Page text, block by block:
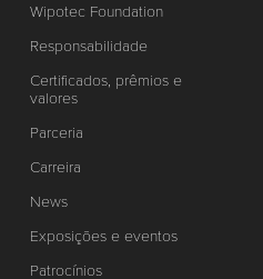
Wipotec Foundation
Responsabilidade
Certificados, prêmios e
valores
Parceria
Carreira
News
Exposições e eventos
Patrocínios